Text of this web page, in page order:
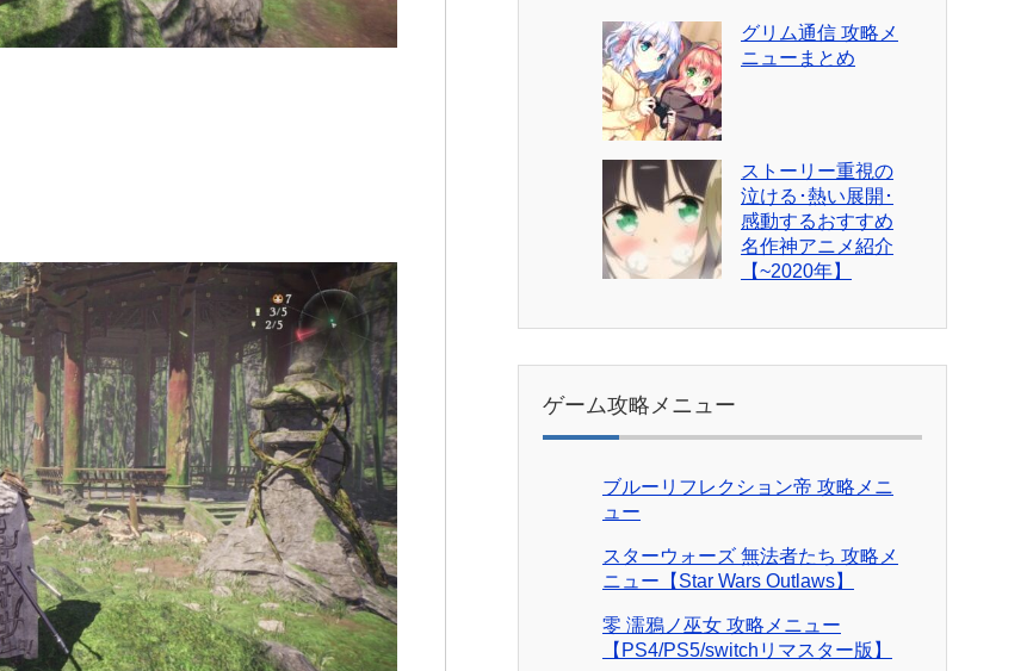
グリム通信 攻略メ
ニューまとめ
ストーリー重視の
泣ける･熱い展開･
感動するおすすめ
名作神アニメ紹介
【~2020年】
ゲーム攻略メニュー
ブルーリフレクション帝 攻略メニ
ュー
スターウォーズ 無法者たち 攻略メ
ニュー【Star Wars Outlaws】
零 濡鴉ノ巫女 攻略メニュー
【PS4/PS5/switchリマスター版】